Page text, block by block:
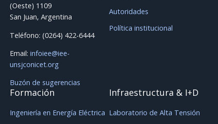
(Oeste) 1109
San Juan, Argentina
Teléfono: (0264) 422-6444
Email: infoiee@iee-
unsjconicet.org
Buzón de sugerencias
Autoridades
Política institucional
Formación
Ingeniería en Energía Eléctrica
Infraestructura & I+D
Laboratorio de Alta Tensión